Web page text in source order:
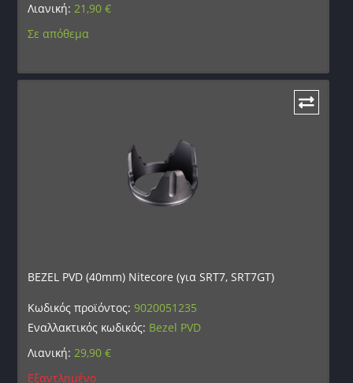
Λιανική:21,90€
Σε απόθεμα
BEZEL PVD (40mm) Nitecore (για SRT7, SRT7GT)
Κωδικός προϊόντος:9020051235
Εναλλακτικός κωδικός: Bezel PVD
Λιανική:29,90€
Εξαντλημένο